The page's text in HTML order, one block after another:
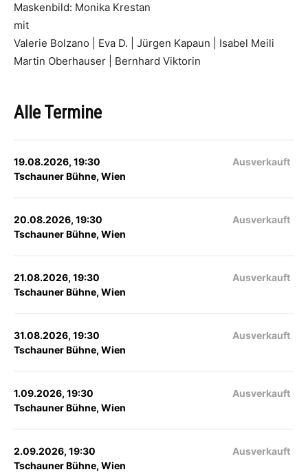
Maskenbild: Monika Krestan
mit
Valerie Bolzano | Eva D. | Jürgen Kapaun | Isabel Meili
Martin Oberhauser | Bernhard Viktorin
Alle Termine
19.08.2026, 19:30
Tschauner Bühne, Wien
Ausverkauft
20.08.2026, 19:30
Tschauner Bühne, Wien
Ausverkauft
21.08.2026, 19:30
Tschauner Bühne, Wien
Ausverkauft
31.08.2026, 19:30
Tschauner Bühne, Wien
Ausverkauft
1.09.2026, 19:30
Tschauner Bühne, Wien
Ausverkauft
2.09.2026, 19:30
Tschauner Bühne, Wien
Ausverkauft